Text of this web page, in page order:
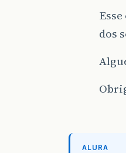
dos
ALURA